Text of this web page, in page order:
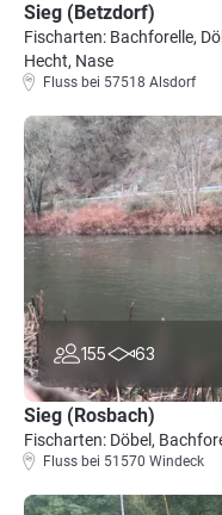
Sieg (Betzdorf)
Fischarten: Bachforelle,
Hecht, Nase
Fluss bei 57518 Alsdorf
155 63
Sieg (Rosbach)
Fischarten: Döbel,
Fluss bei 51570 Windeck